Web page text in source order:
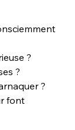
?
?
arnaquer ?
font